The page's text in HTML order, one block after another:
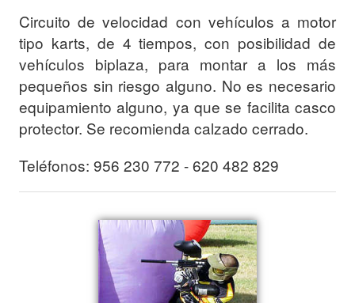
Circuito de velocidad con vehículos a motor
tipo karts, de 4 tiempos, con posibilidad de
vehículos biplaza, para montar a los más
pequeños sin riesgo alguno. No es necesario
equipamiento alguno, ya que se facilita casco
protector. Se recomienda calzado cerrado.
Teléfonos: 956 230 772 - 620 482 829